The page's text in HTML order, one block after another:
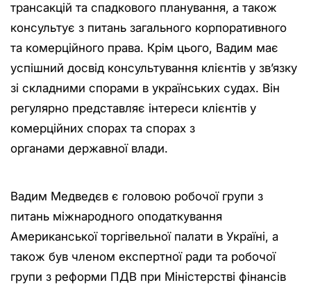
трансакцій та спадкового планування, а також
консультує з питань загального корпоративного
та комерційного права. Крім цього, Вадим має
успішний досвід консультування клієнтів у зв’язку
зі складними спорами в українських судах. Він
регулярно представляє інтереси клієнтів у
комерційних спорах та спорах з
органами державної влади.
Вадим Медведєв є головою робочої групи з
питань міжнародного оподаткування
Американської торгівельної палати в Україні, а
також був членом експертної ради та робочої
групи з реформи ПДВ при Міністерстві фінансів